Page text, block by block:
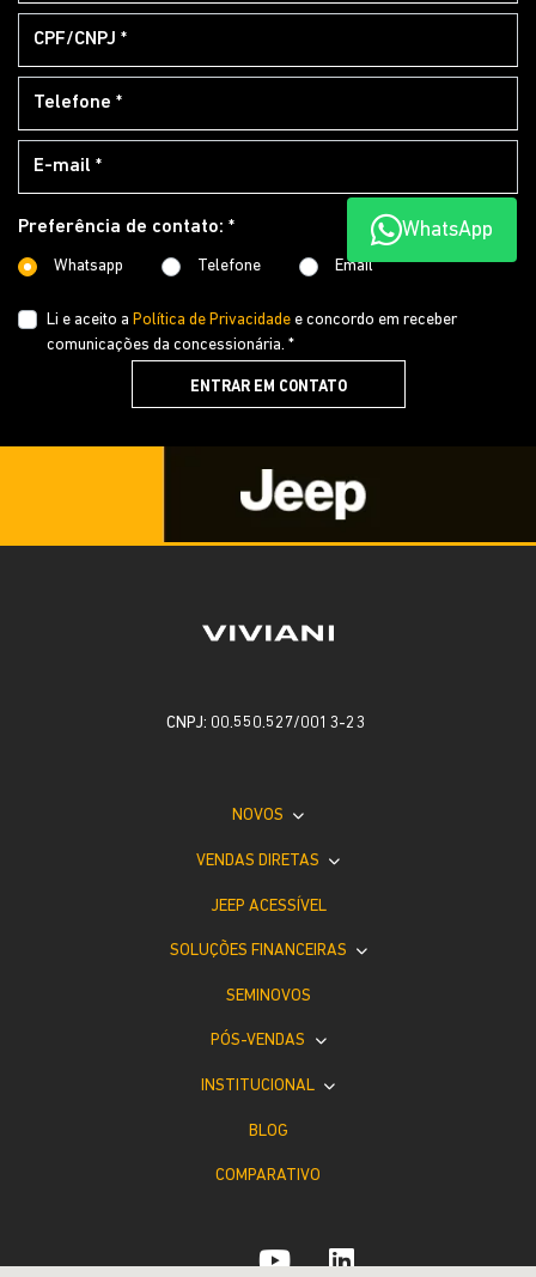
Preferência de contato: *
Whatsapp Telefone Email
Li e aceito a Política de Privacidade e concordo em receber
comunicações da concessionária. *
ENTRAR EM CONTATO
WhatsApp
CNPJ: 00.550.527/0013-23
NOVOS
VENDAS DIRETAS
JEEP ACESSÍVEL
SOLUÇÕES FINANCEIRAS
SEMINOVOS
PÓS-VENDAS
INSTITUCIONAL
BLOG
COMPARATIVO